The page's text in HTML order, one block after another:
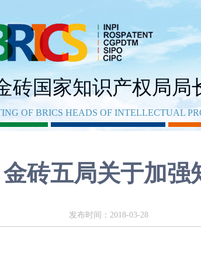
砖国家知识产权局局
OF BRICS HEADS OF INTELLECTUAL
金砖五局关于加强
发布时间：2018-03-28